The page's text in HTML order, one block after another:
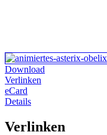
Download
Verlinken
eCard
Details
Verlinken